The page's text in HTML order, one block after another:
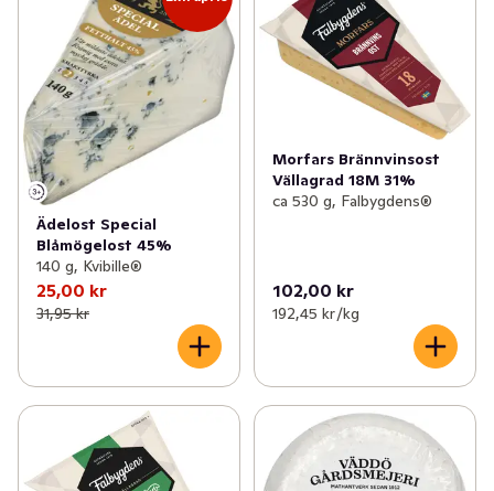
Ädelost Special
Blåmögelost 45%
140 g, Kvibille®
25,00 kr
31,95 kr
Morfars Brännvinsost
Vällagrad 18M 31%
ca 530 g, Falbygdens®
102,00 kr
192,45 kr /kg